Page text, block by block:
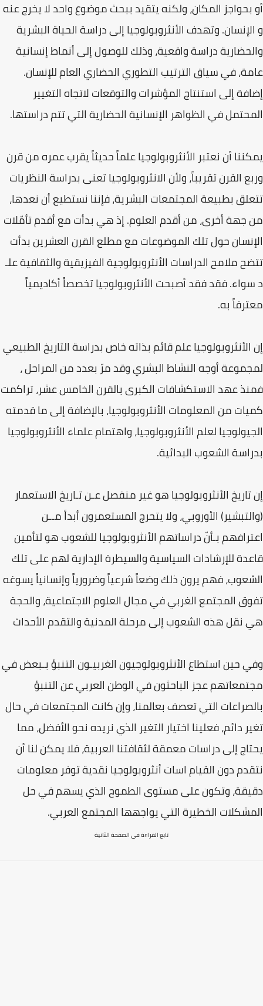
أو بحواجز المكان، ولكنه يتقيد ببحث موضوع واحد لا يخرج عنه
و الإنسان. وتهدف الأنثروبولوجيا إلى دراسة الحياة البشرية
والحضارية دراسة واقعية، وذلك للوصول إلى أنماط إنسانية
عامة، في سياق الترتيب التطوري الحضاري العام للإنسان.
إضافة إلى استنتاج المؤشرات والتوقعات لاتجاه التغيير
المحتمل في الظواهر الإنسانية الحضارية التي تتم دراستها.
يمكننا أن نعتبر الأنثروبولوجيا علماً حديثاً يقرب عمره من قرن
وربع القرن تقريباً، ولأن الانثروبولوجيا تعنى بدراسة النظريات
تتعلق بطبيعة المجتمعات البشرية، فإننا نستطيع أن نعدها،
من جهة أخرى، من أقدم العلوم. إذ هي بدأت مع أقدم تأمّلات
الإنسان حول تلك الموضوعات مع مطلع القرن العشرين بدأت
تتضح ملامح الدراسات الأنثروبولوجية الفيزيقية والثقافية علـ
د سواء. فقد فقد أصبحت الأنثروبولوجيا تخصصاً أكاديمياً
معترفاً به.
إن الأنثروبولوجيا علم قائم بذاته خاص بدراسة التاريخ الطبيعي
لمجموعة أوجه النشاط البشري وقد مرّ بعدد من المراحل ،
فمنذ عهد الاستكشافات الكبرى بالقرن الخامس عشر، تراكمت
كميات من المعلومات الأنثروبولوجيا، بالإضافة إلى ما قدمته
الجيولوجيا لعلم الأنثروبولوجيا، واهتمام علماء الأنثروبولوجيا
بدراسة الشعوب البدائية.
إن تاريخ الأنثروبولوجيا هو غير منفصل عـن تـاريخ الاستعمار
(والتبشير) الأوروبي، ولا يتحرج المستعمرون أبداً مــن
اعترافهم بـأنّ دراساتهم الأنثروبولوجيا للشعوب هو لتأمين
قاعدة للإرشادات السياسية والسيطرة الإدارية لهم على تلك
الشعوب، فهم يرون ذلك وضعاً شرعياً وضرورياً وإنسانياً يسوغه
تفوق المجتمع الغربي في مجال العلوم الاجتماعية، والحجة
هي نقل هذه الشعوب إلى مرحلة المدنية والتقدم الأحداث
وفي حين استطاع الأنثروبولوجيون الغربيـون التنبؤ بـبعض في
مجتمعاتهم عجز الباحثون في الوطن العربي عن التنبؤ
بالصراعات التي تعصف بعالمنا، وإن كانت المجتمعات في حال
تغير دائم، فعلينا اختيار التغير الذي نريده نحو الأفضل، مما
يحتاج إلى دراسات معمقة لثقافتنا العربية، فلا يمكن لنا أن
نتقدم دون القيام اسات أنثروبولوجيا نقدية توفر معلومات
دقيقة، وتكون على مستوى الطموح الذي يسهم في حل
المشكلات الخطيرة التي يواجهها المجتمع العربي.
تابع القراءة في الصفحة الثانية